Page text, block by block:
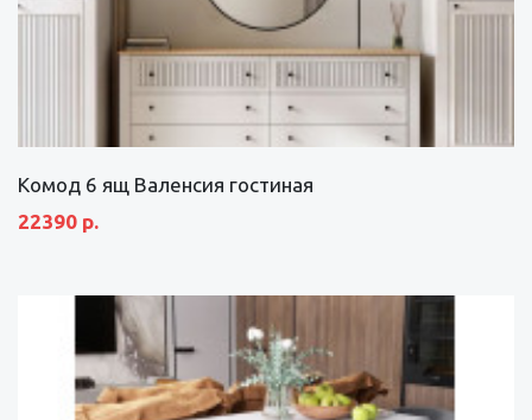
Комод 6 ящ Валенсия гостиная
22390 р.